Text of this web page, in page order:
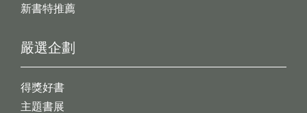
新書特推薦
嚴選企劃
得獎好書
主題書展